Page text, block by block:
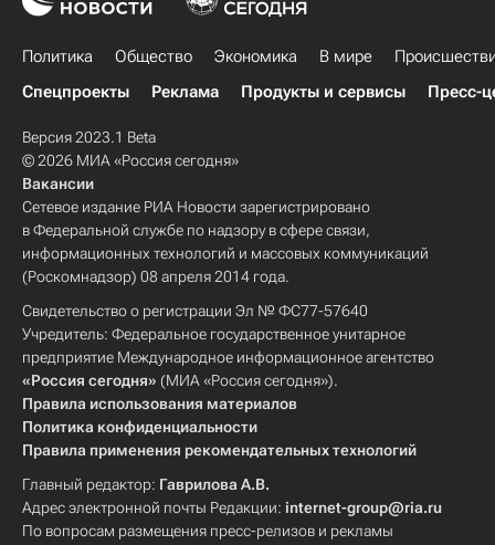
Политика Общество Экономика В мире
Спецпроекты
Реклама Продукты и сервисы Пресс-
Версия 2023.1 Beta
© 2026 МИА «Россия сегодня»
Вакансии
Сетевое издание РИА Новости зарегистрировано
в Федеральной службе по надзору в сфере связи,
информационных технологий и массовых коммуникаций
(Роскомнадзор) 08 апреля 2014 года.
Свидетельство о регистрации Эл № ФС77-57640
Учредитель: Федеральное государственное унитарное
предприятие Международное информационное агентство
«Россия сегодня» (МИА «Россия сегодня»).
Правила использования материалов
Политика конфиденциальности
Правила применения рекомендательных технологий
Главный редактор: Гаврилова А.В.
Адрес электронной почты Редакции: internet-group@ria.ru
По вопросам размещения пресс-релизов и рекламы